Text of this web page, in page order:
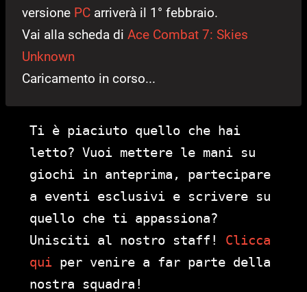
versione PC arriverà il 1° febbraio.
Vai alla scheda di Ace Combat 7: Skies
Unknown
Caricamento in corso...
Ti è piaciuto quello che hai
letto? Vuoi mettere le mani su
giochi in anteprima, partecipare
a eventi esclusivi e scrivere su
quello che ti appassiona?
Unisciti al nostro staff! Clicca
qui per venire a far parte della
nostra squadra!